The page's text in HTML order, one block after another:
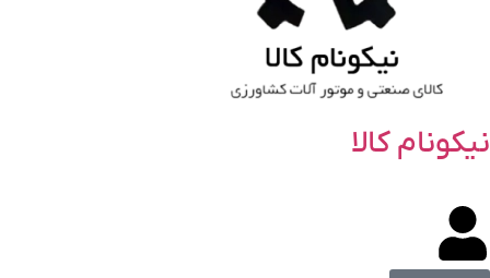
نیکونام کالا